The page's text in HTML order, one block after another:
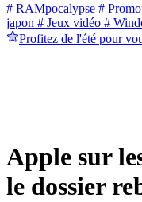
# RAMpocalypse #
japon # Jeux vidéo #
Profitez de l'été pour
Apple sur
le dossier